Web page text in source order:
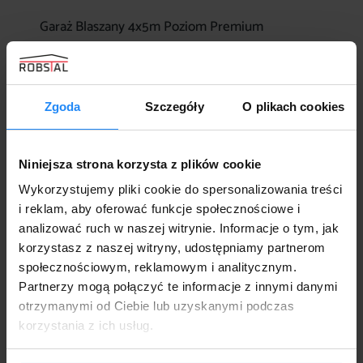
Zgoda Szczegóły O plikach cookies
Niniejsza strona korzysta z plików cookie
Wykorzystujemy pliki cookie do spersonalizowania treści
i reklam, aby oferować funkcje społecznościowe i
analizować ruch w naszej witrynie. Informacje o tym, jak
korzystasz z naszej witryny, udostępniamy partnerom
społecznościowym, reklamowym i analitycznym.
Partnerzy mogą połączyć te informacje z innymi danymi
otrzymanymi od Ciebie lub uzyskanymi podczas
korzystania z ich usług.
Garaż Blaszany 4x5m Poziom Premium
8300,00